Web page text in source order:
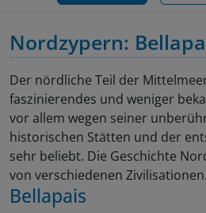
Nordzypern:
Der nördliche Teil der
faszinierendes und weniger
vor allem wegen seiner
historischen Stätten und der
sehr beliebt. Die Geschichte
von verschiedenen Zivilisationen.
Bellapais